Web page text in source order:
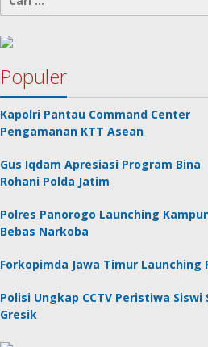
untuk:
Populer
Kapolri Pantau Command Center
Pengamanan KTT Asean
Gus Iqdam Apresiasi Program Bina
Rohani Polda Jatim
Polres Panorogo Launching
Bebas Narkoba
Forkopimda Jawa Timur Launching
Polisi Ungkap CCTV Peristiwa Siswi
Gresik